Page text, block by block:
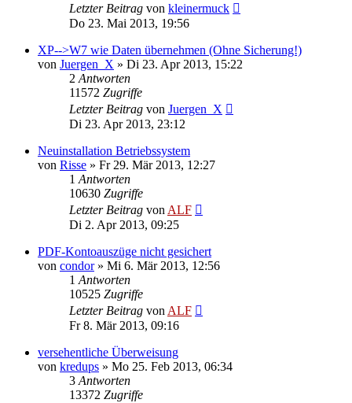
Letzter Beitrag von kleinermuck
Do 23. Mai 2013, 19:56
XP-->W7 wie Daten übernehmen (Ohne Sicherung!)
von Juergen_X » Di 23. Apr 2013, 15:22
2 Antworten
11572 Zugriffe
Letzter Beitrag von Juergen_X
Di 23. Apr 2013, 23:12
Neuinstallation Betriebssystem
von Risse » Fr 29. Mär 2013, 12:27
1 Antworten
10630 Zugriffe
Letzter Beitrag von ALF
Di 2. Apr 2013, 09:25
PDF-Kontoauszüge nicht gesichert
von condor» Mi 6. Mär 2013, 12:56
1 Antworten
10525 Zugriffe
Letzter Beitrag von ALF
Fr 8. Mär 2013, 09:16
versehentliche Überweisung
von kredups » Mo 25. Feb 2013, 06:34
3 Antworten
13372 Zugriffe